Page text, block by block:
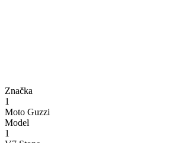
Značka
1
Moto Guzzi
Model
1